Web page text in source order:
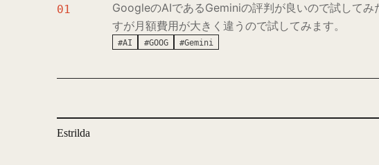
01
GoogleのAIであるGeminiの評判が良いので試して
すが月額費用が大きく違うので試してみます。
#AI #GOOG #Gemini
Estrilda